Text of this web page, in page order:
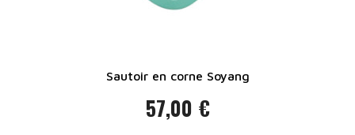
Sautoir en corne Soyang
Prix
57,00 €